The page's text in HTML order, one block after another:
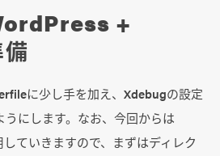
+
に少し手を加え、Xdebugの設定
にします。なお、今回からは
ていきますので、まずはディレク